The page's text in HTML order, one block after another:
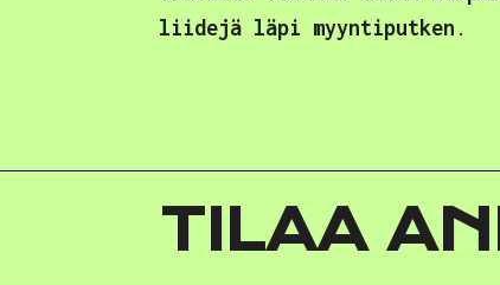
liidejä läpi myyntiputken .
TILAA